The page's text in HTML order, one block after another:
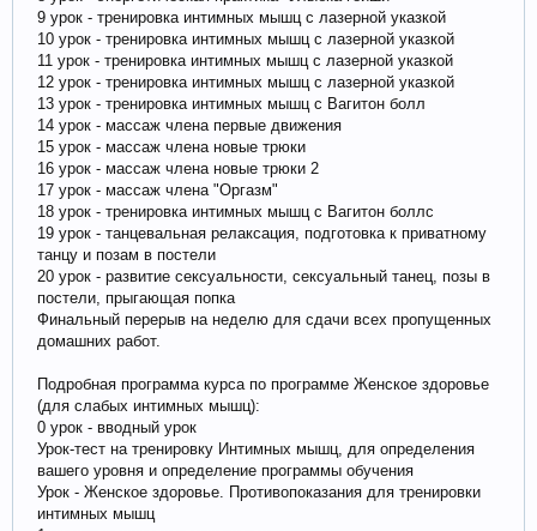
9 урок - тренировка интимных мышц с лазерной указкой
10 урок - тренировка интимных мышц с лазерной указкой
11 урок - тренировка интимных мышц с лазерной указкой
12 урок - тренировка интимных мышц с лазерной указкой
13 урок - тренировка интимных мышц с Вагитон болл
14 урок - массаж члена первые движения
15 урок - массаж члена новые трюки
16 урок - массаж члена новые трюки 2
17 урок - массаж члена "Оргазм"
18 урок - тренировка интимных мышц с Вагитон боллс
19 урок - танцевальная релаксация, подготовка к приватному
танцу и позам в постели
20 урок - развитие сексуальности, сексуальный танец, позы в
постели, прыгающая попка
Финальный перерыв на неделю для сдачи всех пропущенных
домашних работ.
Подробная программа курса по программе Женское здоровье
(для слабых интимных мышц):
0 урок - вводный урок
Урок-тест на тренировку Интимных мышц, для определения
вашего уровня и определение программы обучения
Урок - Женское здоровье. Противопоказания для тренировки
интимных мышц